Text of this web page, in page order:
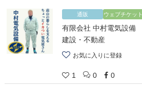
通販 ウェブチケット
有限会社 中村電気設備
建設・不動産
お気に入りに登録
1 0 0